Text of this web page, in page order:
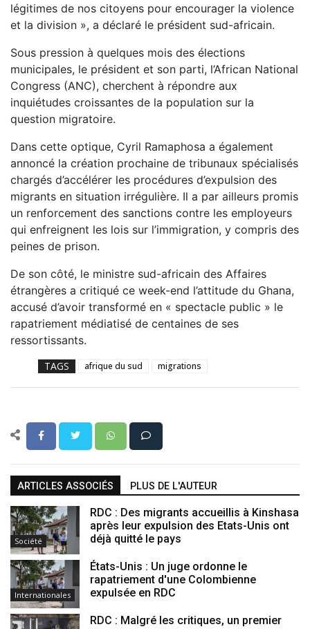
légitimes de nos citoyens pour encourager la violence
et la division », a déclaré le président sud-africain.
Sous pression à quelques mois des élections
municipales, le président et son parti, l’African National
Congress (ANC), cherchent à répondre aux
inquiétudes croissantes de la population sur la
question migratoire.
Dans cette optique, Cyril Ramaphosa a également
annoncé la création prochaine de tribunaux spécialisés
chargés d’accélérer les procédures d’expulsion des
migrants en situation irrégulière. Il a par ailleurs promis
un renforcement des sanctions contre les employeurs
qui enfreignent les lois sur l’immigration, y compris des
peines de prison.
De son côté, le ministre sud-africain des Affaires
étrangères a critiqué ce week-end l’attitude du Ghana,
accusé d’avoir transformé en « spectacle public » le
rapatriement médiatisé de centaines de ses
ressortissants.
TAGS afrique du sud migrations
ARTICLES ASSOCIÉS PLUS DE L'AUTEUR
Société
RDC : Des migrants accueillis à Kinshasa
après leur expulsion des Etats-Unis ont
déjà quitté le pays
Internationales
États-Unis : Un juge ordonne le
rapatriement d'une Colombienne
expulsée en RDC
RDC : Malgré les critiques, un premier